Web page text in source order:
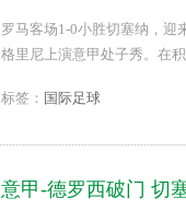
罗马客场1-0小胜切塞纳，迎
格里尼上演意甲处子秀。在
标签： 国际足球
意甲-德罗西破门 切